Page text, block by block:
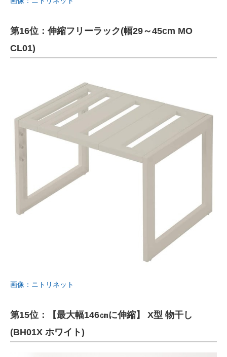
第16位：伸縮フリーラック(幅29～45cm MO
CL01)
画像：ニトリネット
第15位：【最大幅146㎝に伸縮】 X型 物干し
(BH01X ホワイト)